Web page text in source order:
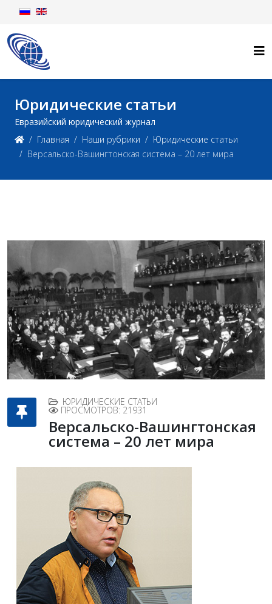
Юридические статьи
Евразийский юридический журнал
Главная
Наши рубрики
Юридические статьи
Версальско-Вашингтонская система – 20 лет мира
ЮРИДИЧЕСКИЕ СТАТЬИ
ПРОСМОТРОВ: 21931
Версальско-Вашингтонская
система – 20 лет мира